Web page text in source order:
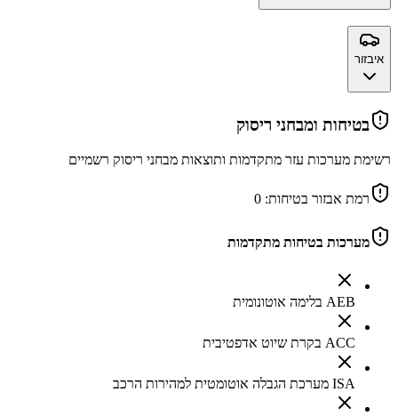
איבזור
בטיחות ומבחני ריסוק
רשימת מערכות עזר מתקדמות ותוצאות מבחני ריסוק רשמיים
רמת אבזור בטיחות: 0
מערכות בטיחות מתקדמות
AEB בלימה אוטונומית
ACC בקרת שיוט אדפטיבית
ISA מערכת הגבלה אוטומטית למהירות הרכב